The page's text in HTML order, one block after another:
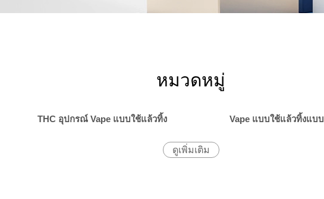
หมวดหมู่
THC อุปกรณ์ Vape แบบใช้แล้วทิ้ง Vape แบบใช้แล้วทิ้งแบ
ดูเพิ่มเติม